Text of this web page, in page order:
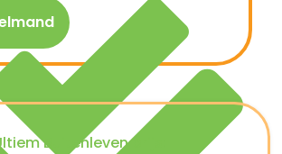
Buitenleven prijs: